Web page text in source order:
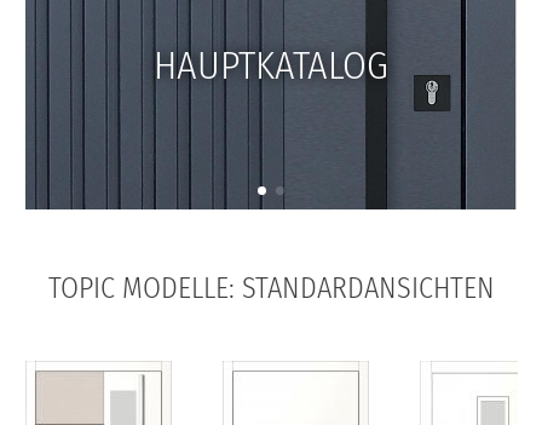
HAUPTKATALOG
TOPIC MODELLE: STANDARDANSICHTEN